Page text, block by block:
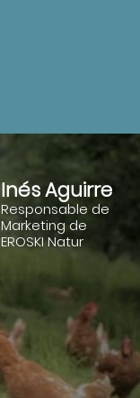
Inés Aguirre
Responsable de
Marketing de
EROSKI Natur